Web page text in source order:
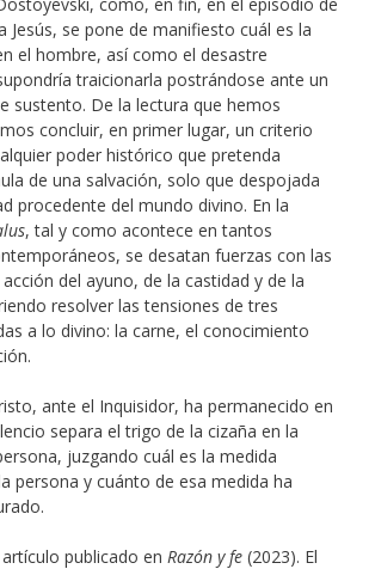
Jesús, se pone de manifiesto cuál es la
el hombre, así como el desastre
traicionarla postrándose ante un
sustento. De la lectura que hemos
concluir, en primer lugar, un criterio
poder histórico que pretenda
de una salvación, solo que despojada
procedente del mundo divino. En la
, tal y como acontece en tantos
se desatan fuerzas con las
del ayuno, de la castidad y de la
resolver las tensiones de tres
a lo divino: la carne, el conocimiento
ante el Inquisidor, ha permanecido en
separa el trigo de la cizaña en la
juzgando cuál es la medida
persona y cuánto de esa medida ha
publicado en Razón y fe (2023). El